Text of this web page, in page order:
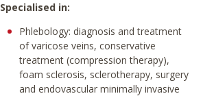
Specialised in:
Phlebology: diagnosis and treatment
of varicose veins, conservative
treatment (compression therapy),
foam sclerosis, sclerotherapy, surgery
and endovascular minimally invasive